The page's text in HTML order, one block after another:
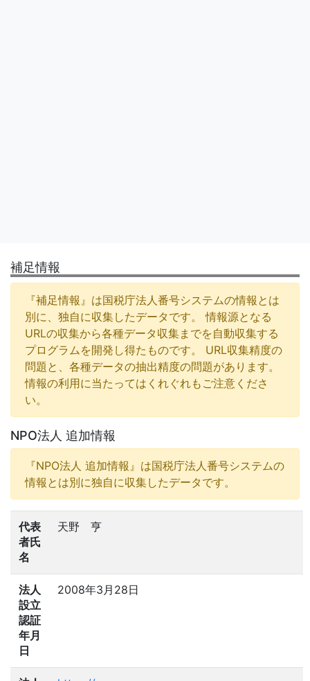
補足情報
『補足情報』は国税庁法人番号システムの情報とは
別に、独自に収集したデータです。 情報源となる
URLの収集から各種データ収集までを自動収集する
プログラムを開発し得たものです。 URL収集精度の
問題と、各種データの抽出精度の問題があります。
情報の利用に当たってはくれぐれもご注意くださ
い。
NPO法人 追加情報
『NPO法人 追加情報』は国税庁法人番号システムの
情報とは別に独自に収集したデータです。
代表
者氏
名
天野 亨
法人
設立
認証
年月
日
2008年3月28日